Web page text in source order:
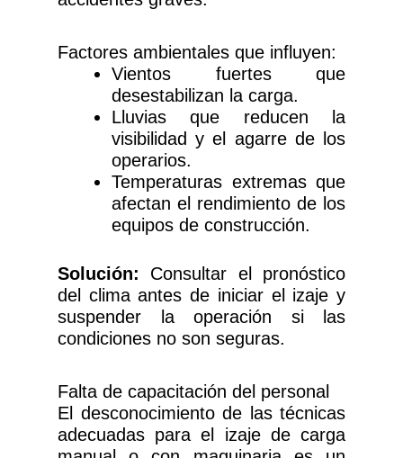
Factores ambientales que influyen:
Vientos fuertes que
desestabilizan la carga.
Lluvias que reducen la
visibilidad y el agarre de los
operarios.
Temperaturas extremas que
afectan el rendimiento de los
equipos de construcción.
Solución: Consultar el pronóstico
del clima antes de iniciar el izaje y
suspender la operación si las
condiciones no son seguras.
Falta de capacitación del personal
El desconocimiento de las técnicas
adecuadas para el izaje de carga